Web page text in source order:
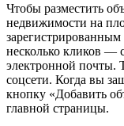
Чтобы разместить
недвижимости на
несколько кликов —
электронной почты.
соцсети. Когда вы
кнопку «Добавить
главной страницы.